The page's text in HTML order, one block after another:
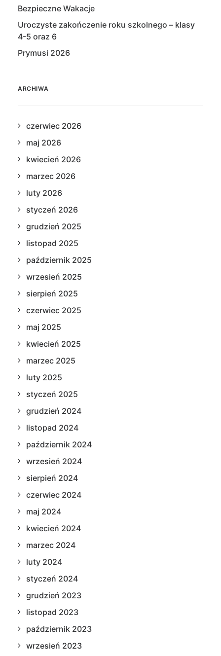
Bezpieczne Wakacje
Uroczyste zakończenie roku szkolnego – klasy
4-5 oraz 6
Prymusi 2026
ARCHIWA
czerwiec 2026
maj 2026
kwiecień 2026
marzec 2026
luty 2026
styczeń 2026
grudzień 2025
listopad 2025
październik 2025
wrzesień 2025
sierpień 2025
czerwiec 2025
maj 2025
kwiecień 2025
marzec 2025
luty 2025
styczeń 2025
grudzień 2024
listopad 2024
październik 2024
wrzesień 2024
sierpień 2024
czerwiec 2024
maj 2024
kwiecień 2024
marzec 2024
luty 2024
styczeń 2024
grudzień 2023
listopad 2023
październik 2023
wrzesień 2023